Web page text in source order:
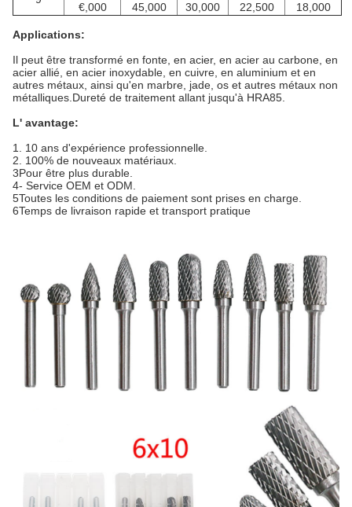
€,000
45,000
30,000
22,500
18,000
Applications:
Il peut être transformé en fonte, en acier, en acier au carbone, en
acier allié, en acier inoxydable, en cuivre, en aluminium et en
autres métaux, ainsi qu'en marbre, jade, os et autres métaux non
métalliques.Dureté de traitement allant jusqu'à HRA85.
L' avantage:
1. 10 ans d'expérience professionnelle.
2. 100% de nouveaux matériaux.
3Pour être plus durable.
4- Service OEM et ODM.
5Toutes les conditions de paiement sont prises en charge.
6Temps de livraison rapide et transport pratique